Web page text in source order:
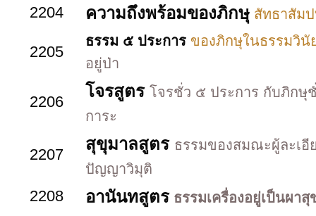
2204
ความถึงพร้อมของภิกษุ สัทธาสัม
2205
ธรรม ๕ ประการ ของภิกษุในธรรมวิ
อยู่ป่า
2206
โจรสูตร โจรชั่ว ๕ ประการ กับภิกษุ
การะ
2207
สุขุมาลสูตร ธรรมของสมณะผู้ละเอี
ปัญญาวิมุติ
2208 อานันทสูตร ธรรมเครื่องอยู่เป็นผาสุ